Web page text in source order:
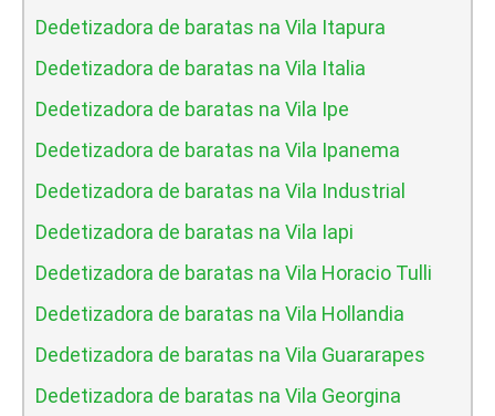
Dedetizadora de baratas na Vila Itapura
Dedetizadora de baratas na Vila Italia
Dedetizadora de baratas na Vila Ipe
Dedetizadora de baratas na Vila Ipanema
Dedetizadora de baratas na Vila Industrial
Dedetizadora de baratas na Vila Iapi
Dedetizadora de baratas na Vila Horacio Tulli
Dedetizadora de baratas na Vila Hollandia
Dedetizadora de baratas na Vila Guararapes
Dedetizadora de baratas na Vila Georgina